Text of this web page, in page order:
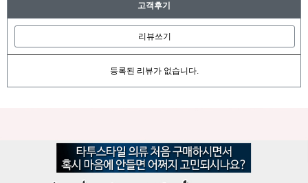
고객후기
리뷰쓰기
등록된 리뷰가 없습니다.